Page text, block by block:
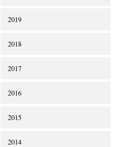
2019
2018
2017
2016
2015
2014